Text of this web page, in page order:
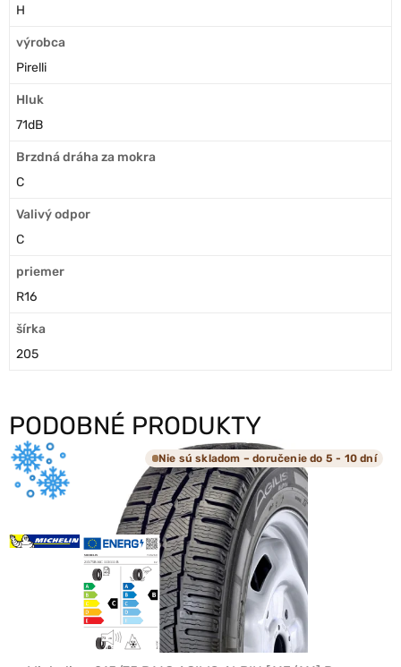
H
výrobca
Pirelli
Hluk
71dB
Brzdná dráha za mokra
C
Valivý odpor
C
priemer
R16
šírka
205
PODOBNÉ PRODUKTY
Nie sú skladom – doručenie do 5 - 10 dní